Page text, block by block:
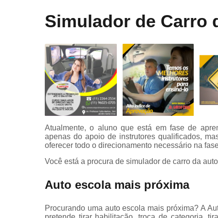
de
Mudar
categoria
Primeira
Primeiras
cnh
Simulador de Carro
Atualmente, o aluno que está em fase de
apenas do apoio de instrutores qualificados,
oferecer todo o direcionamento necessário na
Você está a procura de simulador de carro da
Auto escola mais próxima
Procurando uma auto escola mais próxima? A